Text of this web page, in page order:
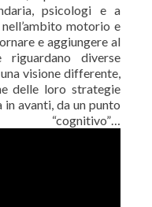
psicologi e a
motorio e
e aggiungere al
diverse
visione differente,
delle loro strategie
avanti, da un punto